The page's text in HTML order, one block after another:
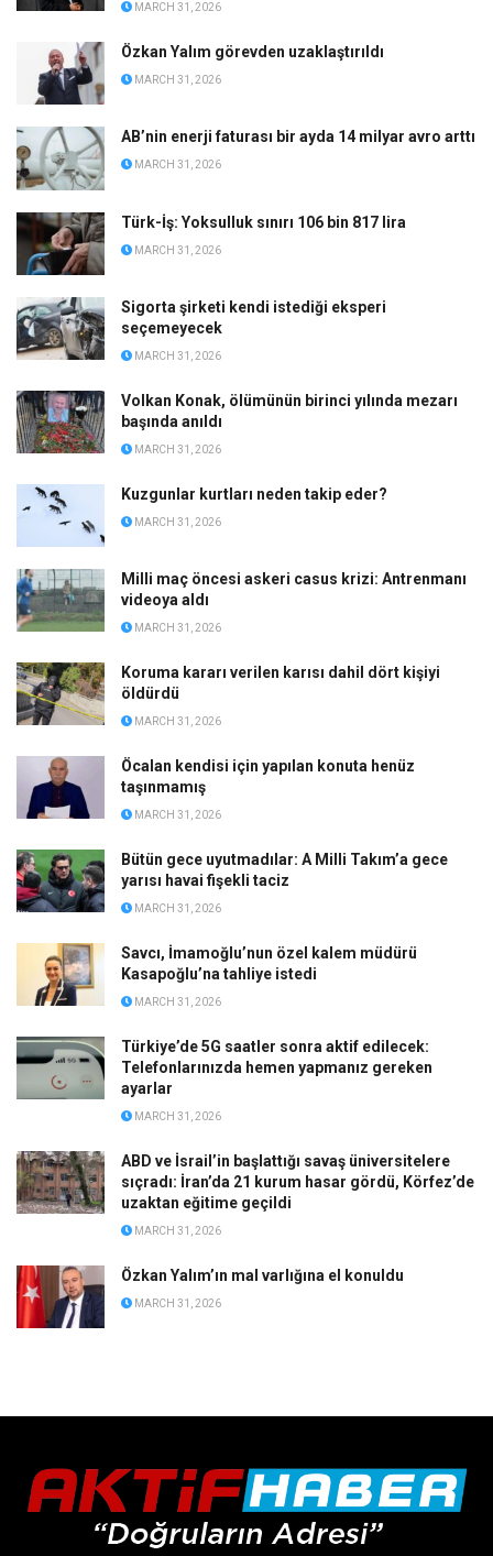
MARCH 31, 2026
Özkan Yalım görevden uzaklaştırıldı
MARCH 31, 2026
AB’nin enerji faturası bir ayda 14 milyar avro arttı
MARCH 31, 2026
Türk-İş: Yoksulluk sınırı 106 bin 817 lira
MARCH 31, 2026
Sigorta şirketi kendi istediği eksperi
seçemeyecek
MARCH 31, 2026
Volkan Konak, ölümünün birinci yılında mezarı
başında anıldı
MARCH 31, 2026
Kuzgunlar kurtları neden takip eder?
MARCH 31, 2026
Milli maç öncesi askeri casus krizi: Antrenmanı
videoya aldı
MARCH 31, 2026
Koruma kararı verilen karısı dahil dört kişiyi
öldürdü
MARCH 31, 2026
Öcalan kendisi için yapılan konuta henüz
taşınmamış
MARCH 31, 2026
Bütün gece uyutmadılar: A Milli Takım’a gece
yarısı havai fişekli taciz
MARCH 31, 2026
Savcı, İmamoğlu’nun özel kalem müdürü
Kasapoğlu’na tahliye istedi
MARCH 31, 2026
Türkiye’de 5G saatler sonra aktif edilecek:
Telefonlarınızda hemen yapmanız gereken
ayarlar
MARCH 31, 2026
ABD ve İsrail’in başlattığı savaş üniversitelere
sıçradı: İran’da 21 kurum hasar gördü, Körfez’de
uzaktan eğitime geçildi
MARCH 31, 2026
Özkan Yalım’ın mal varlığına el konuldu
MARCH 31, 2026